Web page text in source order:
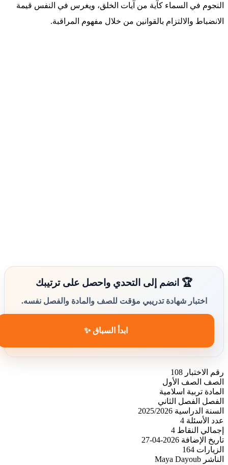
النجوم في السماء كآية من آيات الخلق، ويغرس في النفس قيمة
الانضباط والالتزام بالقوانين من خلال مفهوم المراقبة.
🏆 انضم إلى التحدي واحصل على ترتيبك
اختبار شهادة تدريبي مؤقت للصف والمادة والفصل نفسه.
ابدأ السباق ✨
رقم الاختبار 108
الصف
الصف الأول
المادة تربية اسلامية
الفصل
الفصل الثاني
السنة الدراسية 2025/2026
عدد الأسئلة 4
إجمالي النقاط 4
تاريخ الإضافة 2026-04-27
الزيارات 164
الناشر Maya Dayoub